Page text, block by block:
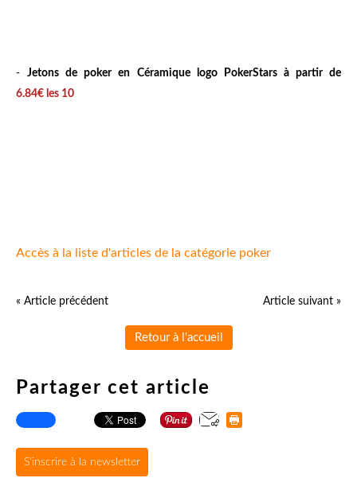
-Jetons de poker en Céramique logo PokerStars à partir de
6.84€ les 10
Accès à la liste d'articles de la catégorie poker
« Article précédent Article suivant »
Retour à l'accueil
Partager cet article
S'inscrire à la newsletter